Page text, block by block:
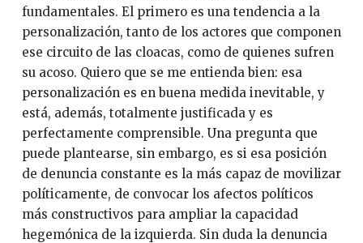
fundamentales. El primero es una tendencia a la
personalización, tanto de los actores que componen
ese circuito de las cloacas, como de quienes sufren
su acoso. Quiero que se me entienda bien: esa
personalización es en buena medida inevitable, y
está, además, totalmente justificada y es
perfectamente comprensible. Una pregunta que
puede plantearse, sin embargo, es si esa posición
de denuncia constante es la más capaz de movilizar
políticamente, de convocar los afectos políticos
más constructivos para ampliar la capacidad
hegemónica de la izquierda. Sin duda la denuncia